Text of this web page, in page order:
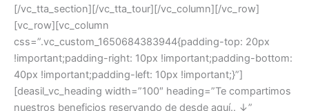
[/vc_tta_section][/vc_tta_tour][/vc_column][/vc_row]
[vc_row][vc_column
css=”.vc_custom_1650684383944{padding-top: 20px
!important;padding-right: 10px !important;padding-bottom:
40px !important;padding-left: 10px !important;}”]
[deasil_vc_heading width=”100″ heading=”Te compartimos
nuestros beneficios reservando de desde aquí.. ↓”